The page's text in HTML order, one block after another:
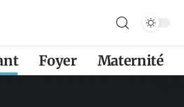
Foyer Maternité